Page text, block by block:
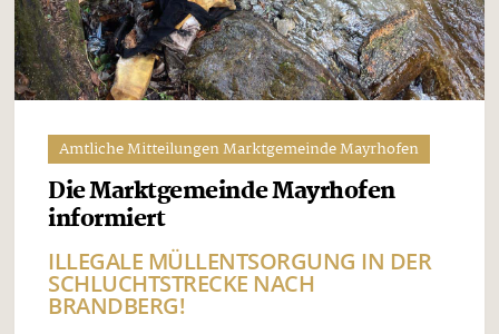
Amtliche Mitteilungen Marktgemeinde Mayrhofen
Die Marktgemeinde Mayrhofen
informiert
ILLEGALE MÜLLENTSORGUNG IN DER
SCHLUCHTSTRECKE NACH
BRANDBERG!